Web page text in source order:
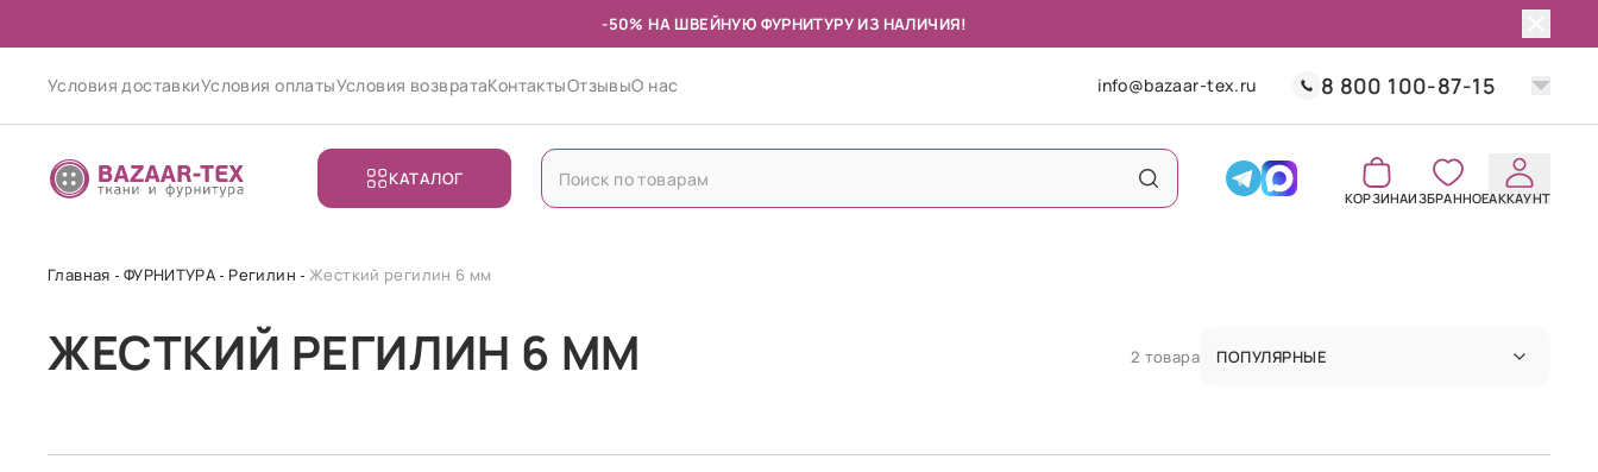
-50% НА ШВЕЙНУЮ ФУРНИТУРУ ИЗ НАЛИЧИЯ!
Условия доставкиУсловия оплатыУсловия возвратаКонтактыОтзывыО нас info@bazaar-tex.ru 8 800 100-87-15
КАТАЛОГ
КОРЗИНАИЗБРАННОЕАККАУНТ
Главная ФУРНИТУРА Регилин Жесткий регилин 6 мм
ЖЕСТКИЙ РЕГИЛИН 6 ММ 2 товара ПОПУЛЯРНЫЕ